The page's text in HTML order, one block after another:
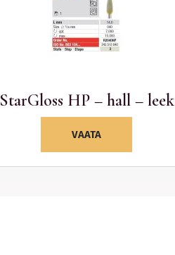
StarGloss HP – hall – leek
VAATA